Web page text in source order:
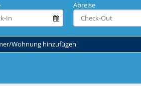
Abreise
Wohnung hinzufügen